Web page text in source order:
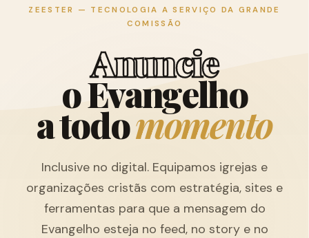
ZEESTER — TECNOLOGIA A SERVIÇO DA GRANDE
COMISSÃO
Anuncie
oEvangelho
atodomomento
Inclusive no digital. Equipamos igrejas e
organizações cristãs com estratégia, sites e
ferramentas para que a mensagem do
Evangelho esteja no feed, no story e no